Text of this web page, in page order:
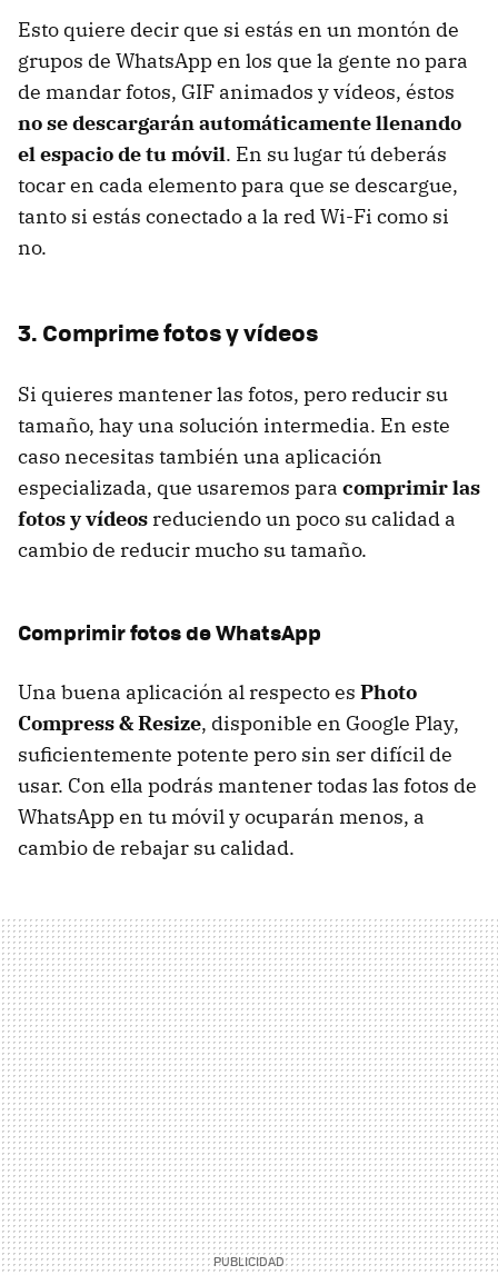
Esto quiere decir que si estás en un montón de
grupos de WhatsApp en los que la gente no para
de mandar fotos, GIF animados y vídeos, éstos
no se descargarán automáticamente llenando
el espacio de tu móvil. En su lugar tú deberás
tocar en cada elemento para que se descargue,
tanto si estás conectado a la red Wi-Fi como si
no.
3. Comprime fotos y vídeos
Si quieres mantener las fotos, pero reducir su
tamaño, hay una solución intermedia. En este
caso necesitas también una aplicación
especializada, que usaremos para comprimir las
fotos y vídeos reduciendo un poco su calidad a
cambio de reducir mucho su tamaño.
Comprimir fotos de WhatsApp
Una buena aplicación al respecto es Photo
Compress & Resize, disponible en Google Play,
suficientemente potente pero sin ser difícil de
usar. Con ella podrás mantener todas las fotos de
WhatsApp en tu móvil y ocuparán menos, a
cambio de rebajar su calidad.